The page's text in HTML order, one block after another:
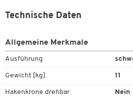
Technische Daten
Allgemeine Merkmale
Ausführung
Gewicht [kg] 11
Hakenkrone drehbar Nein